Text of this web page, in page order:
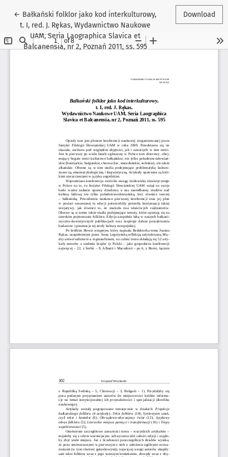
← Return to Article Details
Bałkański folklor jako kod interkulturowy,
t. I, red. J. Rękas, Wydawnictwo Naukowe
UAM, Seria Laographica Slavica et
Balcanensia, nr 2, Poznań 2011, ss. 595
Download